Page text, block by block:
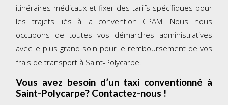
itinéraires médicaux et fixer des tarifs spécifiques pour
les trajets liés à la convention CPAM. Nous nous
occupons de toutes vos démarches administratives
avec le plus grand soin pour le remboursement de vos
frais de transport à Saint-Polycarpe.
Vous avez besoin d’un taxi conventionné à
Saint-Polycarpe? Contactez-nous !